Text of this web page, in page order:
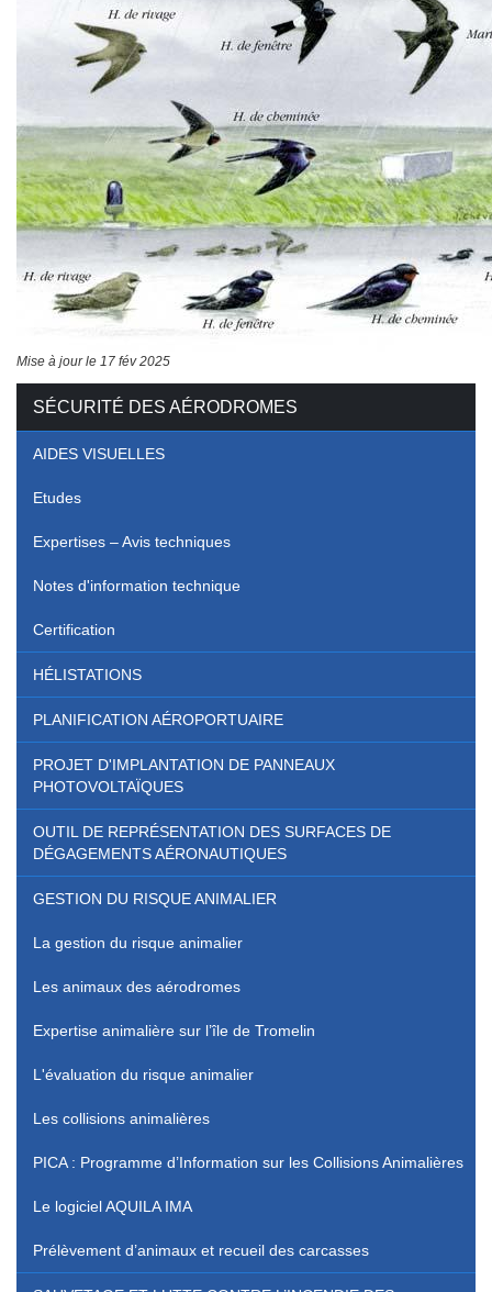
SÉCURITÉ DES AÉRODROMES
AIDES VISUELLES
Etudes
Expertises – Avis techniques
Notes d'information technique
Certification
HÉLISTATIONS
PLANIFICATION AÉROPORTUAIRE
PROJET D'IMPLANTATION DE PANNEAUX
PHOTOVOLTAÏQUES
OUTIL DE REPRÉSENTATION DES SURFACES DE
DÉGAGEMENTS AÉRONAUTIQUES
GESTION DU RISQUE ANIMALIER
La gestion du risque animalier
Les animaux des aérodromes
Expertise animalière sur l’île de Tromelin
L'évaluation du risque animalier
Les collisions animalières
PICA : Programme d’Information sur les Collisions Animalières
Le logiciel AQUILA IMA
Prélèvement d’animaux et recueil des carcasses
Mise à jour le 17 fév 2025